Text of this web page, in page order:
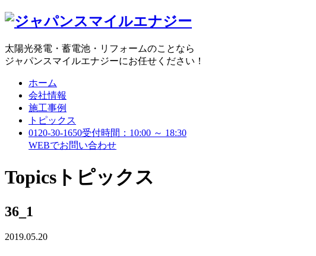
太陽光発電・蓄電池・リフォームのことなら
ジャパンスマイルエナジーにお任せください！
ホーム
会社情報
施工事例
トピックス
0120-30-1650受付時間：10:00 ～ 18:30
WEBでお問い合わせ
Topics トピックス
36_1
2019.05.20